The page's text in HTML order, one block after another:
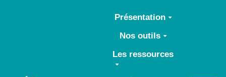
Aller au contenu principal
Présentation
Nos outils
Les ressources